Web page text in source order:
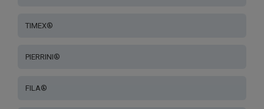
TIMEX®
PIERRINI®
FILA®